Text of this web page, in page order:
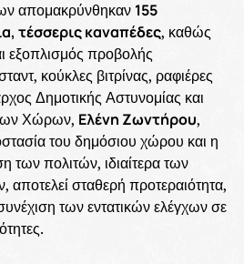
απομακρύνθηκαν 155
τέσσερις καναπέδες, καθώς
εξοπλισμός προβολής
κούκλες βιτρίνας, ραφιέρες
Δημοτικής Αστυνομίας και
Χώρων, Ελένη Ζωντήρου,
του δημόσιου χώρου και η
των πολιτών, ιδιαίτερα των
σταθερή προτεραιότητα,
των εντατικών ελέγχων σε